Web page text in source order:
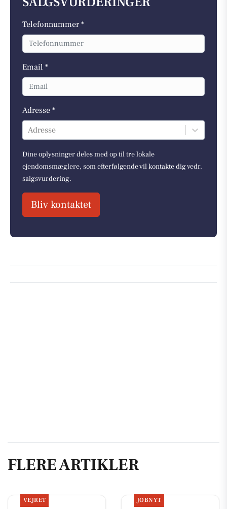
Telefonnummer *
Email *
Adresse *
Adresse
Dine oplysninger deles med op til tre lokale
ejendomsmæglere, som efterfølgende vil kontakte dig vedr.
salgsvurdering.
Bliv kontaktet
FLERE ARTIKLER
VEJRET JOBNYT